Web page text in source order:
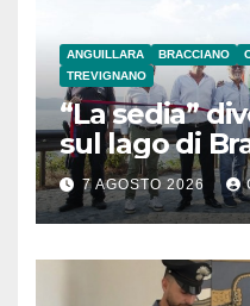
ANGUILLARA BRACCIANO
TREVIGNANO
“La sedia”
sul lago di
7 AGOSTO 2026